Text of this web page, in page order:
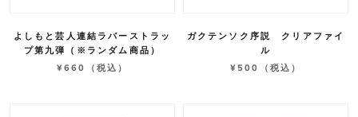
よしもと芸人連結ラバーストラッ
プ第九弾（※ランダム商品）
¥660
（税込）
ガクテンソク序説 クリアファイ
ル
¥500
（税込）